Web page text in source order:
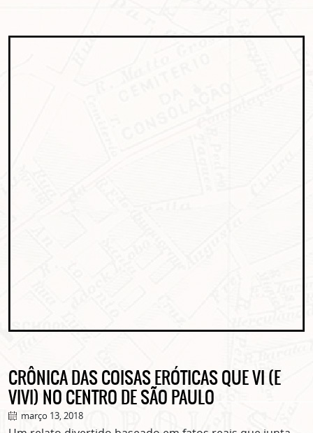
CRÔNICA DAS COISAS ERÓTICAS QUE VI (E
VIVI) NO CENTRO DE SÃO PAULO
março 13, 2018